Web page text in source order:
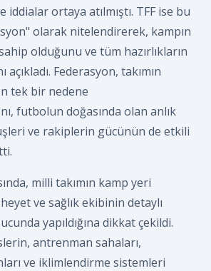
ortaya atılmıştı. TFF ise bu
olarak nitelendirerek, kampın
olduğunu ve tüm hazırlıkların
açıkladı. Federasyon, takımın
tek bir nedene
futbolun doğasında olan anlık
ve rakiplerin gücünün de etkili
milli takımın kamp yeri
ve sağlık ekibinin detaylı
yapıldığına dikkat çekildi.
antrenman sahaları,
ve iklimlendirme sistemleri